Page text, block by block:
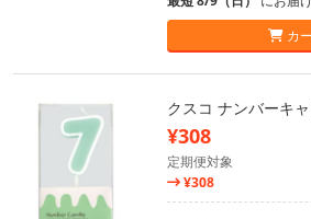
カ
クスコ ナンバーキ
¥308
定期便対象
¥308